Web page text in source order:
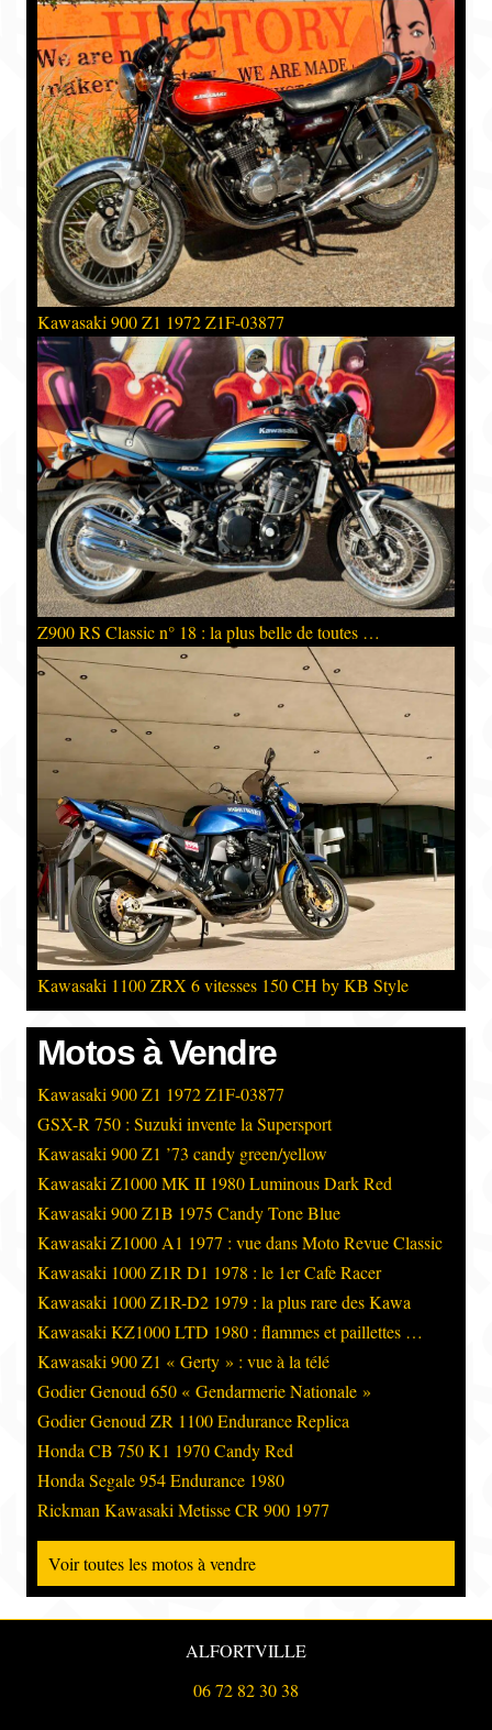
Kawasaki 900 Z1 1972 Z1F-03877
Z900 RS Classic n° 18 : la plus belle de toutes …
Kawasaki 1100 ZRX 6 vitesses 150 CH by KB Style
Motos à Vendre
Kawasaki 900 Z1 1972 Z1F-03877
GSX-R 750 : Suzuki invente la Supersport
Kawasaki 900 Z1 ’73 candy green/yellow
Kawasaki Z1000 MK II 1980 Luminous Dark Red
Kawasaki 900 Z1B 1975 Candy Tone Blue
Kawasaki Z1000 A1 1977 : vue dans Moto Revue Classic
Kawasaki 1000 Z1R D1 1978 : le 1er Cafe Racer
Kawasaki 1000 Z1R-D2 1979 : la plus rare des Kawa
Kawasaki KZ1000 LTD 1980 : flammes et paillettes …
Kawasaki 900 Z1 « Gerty » : vue à la télé
Godier Genoud 650 « Gendarmerie Nationale »
Godier Genoud ZR 1100 Endurance Replica
Honda CB 750 K1 1970 Candy Red
Honda Segale 954 Endurance 1980
Rickman Kawasaki Metisse CR 900 1977
Voir toutes les motos à vendre
ALFORTVILLE
06 72 82 30 38